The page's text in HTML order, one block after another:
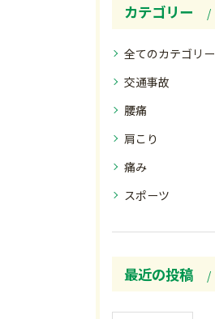
カテゴリー
全てのカテゴリー
交通事故
腰痛
肩こり
痛み
スポーツ
最近の投稿